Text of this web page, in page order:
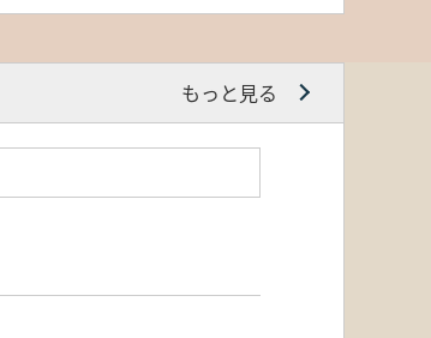
もっと見る